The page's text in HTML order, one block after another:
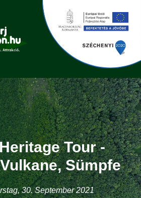
Tour -
Sümpfe
30. September 2021